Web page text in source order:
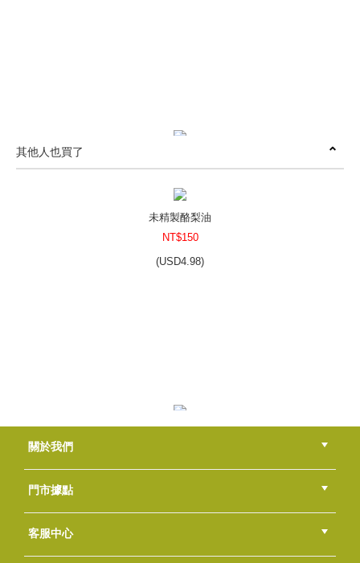
USD1.66)
其他人也買了
未精製酪梨油
NT$150
(USD4.98)
關於我們
公司簡介
品牌故事
最新消息
隱私權聲明
版權聲明
門市據點
總部
北區
中區
南區
東區
海外
客服中心